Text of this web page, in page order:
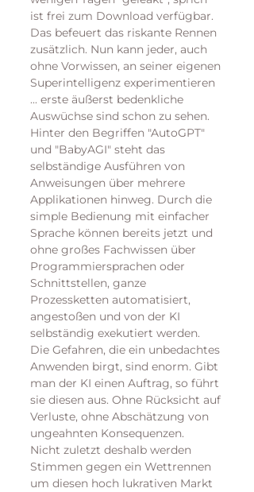
ist frei zum Download verfügbar.
Das befeuert das riskante Rennen
zusätzlich. Nun kann jeder, auch
ohne Vorwissen, an seiner eigenen
Superintelligenz experimentieren
... erste äußerst bedenkliche
Auswüchse sind schon zu sehen.
Hinter den Begriffen "AutoGPT"
und "BabyAGI" steht das
selbständige Ausführen von
Anweisungen über mehrere
Applikationen hinweg. Durch die
simple Bedienung mit einfacher
Sprache können bereits jetzt und
ohne großes Fachwissen über
Programmiersprachen oder
Schnittstellen, ganze
Prozessketten automatisiert,
angestoßen und von der KI
selbständig exekutiert werden.
Die Gefahren, die ein unbedachtes
Anwenden birgt, sind enorm. Gibt
man der KI einen Auftrag, so führt
sie diesen aus. Ohne Rücksicht auf
Verluste, ohne Abschätzung von
ungeahnten Konsequenzen.
Nicht zuletzt deshalb werden
Stimmen gegen ein Wettrennen
um diesen hoch lukrativen Markt